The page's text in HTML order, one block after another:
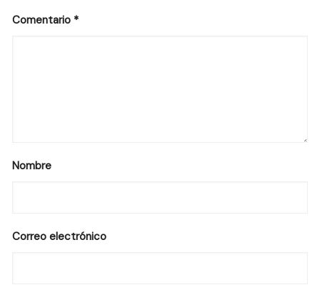
Comentario *
Nombre
Correo electrónico